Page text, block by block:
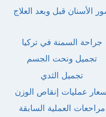
الأسنان قبل وبعد العلاج
جراحة السمنة في تركيا
تجميل ونحت الجسم
تجميل الثدي
أسعار عمليات إنقاص الوزن
مراحعات العملية السابقة